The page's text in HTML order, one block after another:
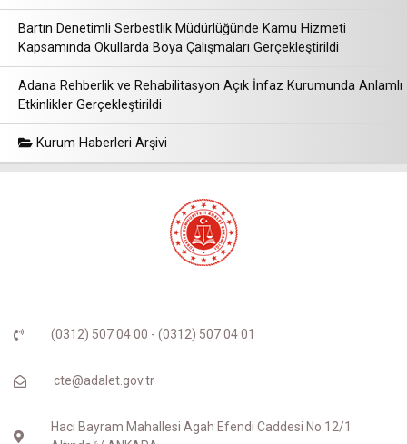
Bartın Denetimli Serbestlik Müdürlüğünde Kamu Hizmeti
Kapsamında Okullarda Boya Çalışmaları Gerçekleştirildi
Adana Rehberlik ve Rehabilitasyon Açık İnfaz Kurumunda Anlamlı
Etkinlikler Gerçekleştirildi
Kurum Haberleri Arşivi
(0312) 507 04 00 - (0312) 507 04 01
cte@adalet.gov.tr
Hacı Bayram Mahallesi Agah Efendi Caddesi No:12/1